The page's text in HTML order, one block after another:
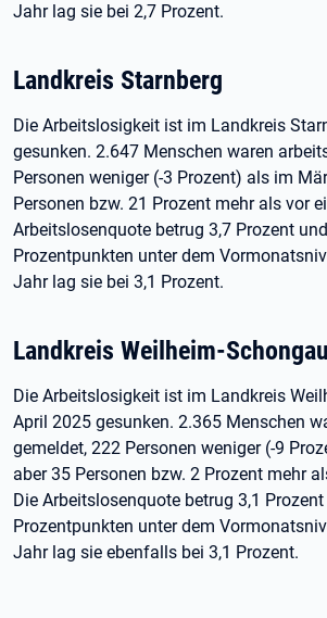
Jahr lag sie bei 2,7 Prozent.
Landkreis Starnberg
Die Arbeitslosigkeit ist im Landkreis
gesunken. 2.647 Menschen waren
Personen weniger (-3 Prozent) als im
Personen bzw. 21 Prozent mehr als vor
Arbeitslosenquote betrug 3,7 Prozent
Prozentpunkten unter dem
Jahr lag sie bei 3,1 Prozent.
Landkreis Weilheim-Schongau
Die Arbeitslosigkeit ist im Landkreis
April 2025 gesunken. 2.365 Menschen
gemeldet, 222 Personen weniger (-9
aber 35 Personen bzw. 2 Prozent mehr
Die Arbeitslosenquote betrug 3,1
Prozentpunkten unter dem
Jahr lag sie ebenfalls bei 3,1 Prozent.